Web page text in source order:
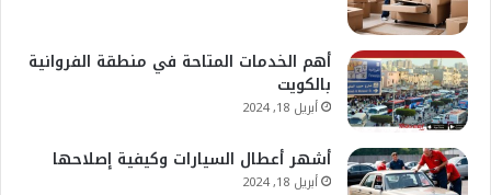
أهم الخدمات المتاحة في منطقة الفروانية
بالكويت
أبريل 18, 2024
أشهر أعطال السيارات وكيفية إصلاحها
أبريل 18, 2024